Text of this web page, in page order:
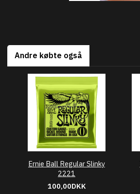
Andre købte også
Ernie Ball Regular Slinky
2221
100,00DKK